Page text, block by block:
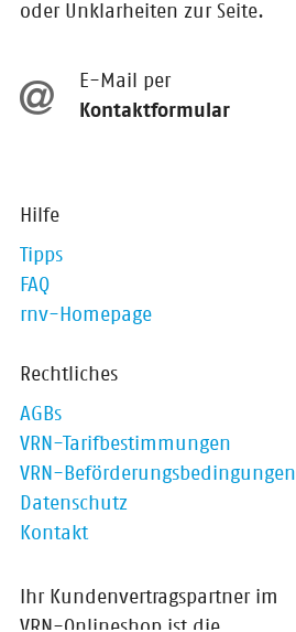
oder Unklarheiten zur Seite.
E-Mail per
Kontaktformular
Hilfe
Tipps
FAQ
rnv-Homepage
Rechtliches
AGBs
VRN-Tarifbestimmungen
VRN-Beförderungsbedingungen
Datenschutz
Kontakt
Ihr Kundenvertragspartner im
VRN-Onlineshop ist die